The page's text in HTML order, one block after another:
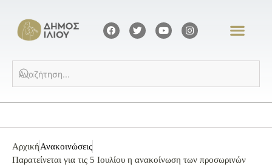
ΑρχικήΑνακοινώσεις
Παρατείνεται για τις 5 Ιουλίου η ανακοίνωση των προσωρινών